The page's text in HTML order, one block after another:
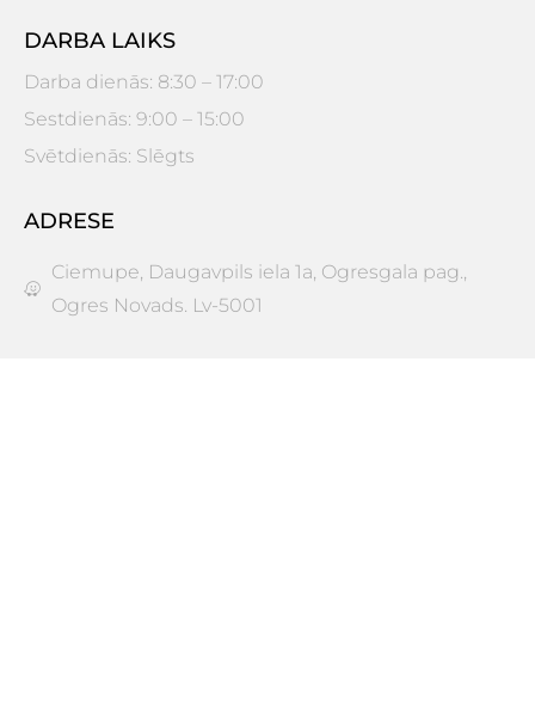
DARBA LAIKS
Darba dienās: 8:30 – 17:00
Sestdienās: 9:00 – 15:00
Svētdienās: Slēgts
ADRESE
Ciemupe, Daugavpils iela 1a, Ogresgala pag.,
Ogres Novads. Lv-5001